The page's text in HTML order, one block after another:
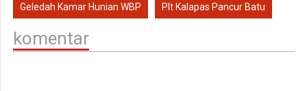
Geledah Kamar Hunian WBP Plt Kalapas Pancur Batu
komentar